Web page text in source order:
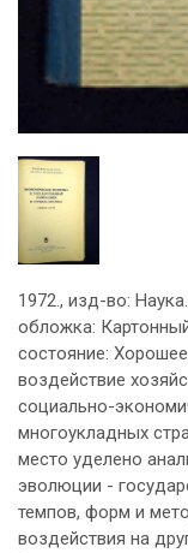
1972., изд-во:
обложка:
состояние:
воздействие
социально-
многоукладных
место уделено
эволюции -
темпов, форм и
воздействия на